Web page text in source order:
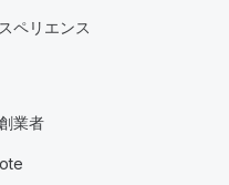
ペリエンス
業者